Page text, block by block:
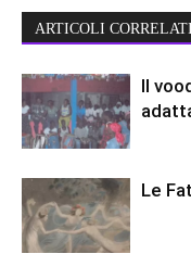
ARTICOLI CORRELATI
Il
Le